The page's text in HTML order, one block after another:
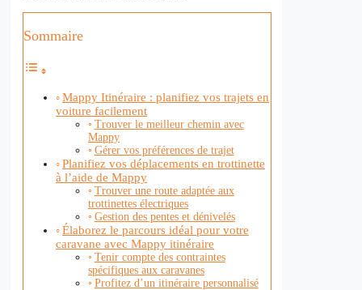
Sommaire
Mappy Itinéraire : planifiez vos trajets en
voiture facilement
Trouver le meilleur chemin avec
Mappy
Gérer vos préférences de trajet
Planifiez vos déplacements en trottinette
à l’aide de Mappy
Trouver une route adaptée aux
trottinettes électriques
Gestion des pentes et dénivelés
Élaborez le parcours idéal pour votre
caravane avec Mappy itinéraire
Tenir compte des contraintes
spécifiques aux caravanes
Profitez d’un itinéraire personnalisé